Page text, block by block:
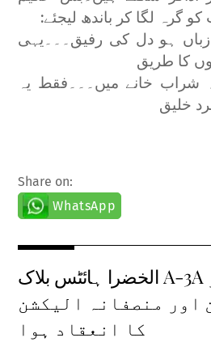
گرہ لگا کر باندھ لیجئے:
ہو دل کی رفیق۔۔۔یہی
کا طریق
شراب خانے میں۔۔۔فقط یہ
خلیق
Share on:
WhatsApp
الخضرا ہائٹس بلاک A-3A نزد منور
اور منصفانہ الیکشن
کا انعقاد ہوا